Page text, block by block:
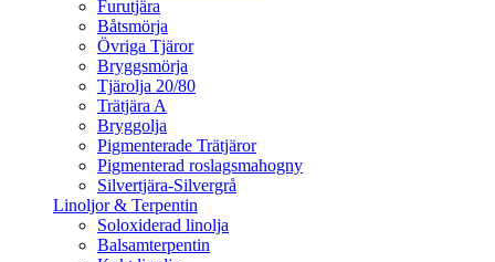
Furutjära
Båtsmörja
Övriga Tjäror
Bryggsmörja
Tjärolja 20/80
Trätjära A
Bryggolja
Pigmenterade Trätjäror
Pigmenterad roslagsmahogny
Silvertjära-Silvergrå
Linoljor & Terpentin
Soloxiderad linolja
Balsamterpentin